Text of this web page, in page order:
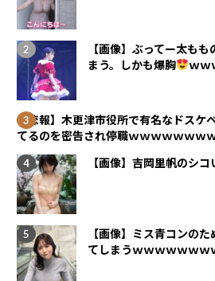
【画像】ぶってー太も
まう。しかも爆胸
ｗｗ
【悲報】木更津市役所で有名なドスケ
てるのを密告され停職ｗｗｗｗｗｗｗ
【画像】吉岡里帆のシ
【画像】ミス青コンの
てしまうｗｗｗｗｗｗｗ